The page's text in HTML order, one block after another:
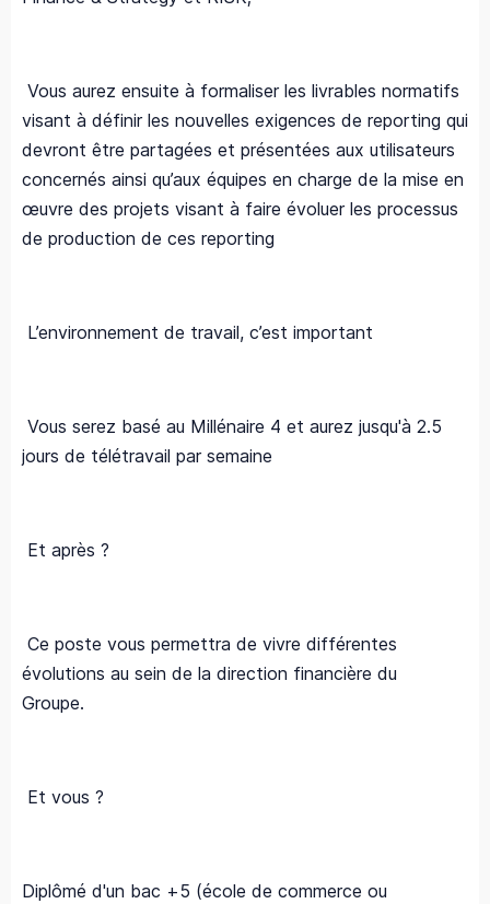
Vous aurez ensuite à formaliser les livrables normatifs
visant à définir les nouvelles exigences de reporting qui
devront être partagées et présentées aux utilisateurs
concernés ainsi qu’aux équipes en charge de la mise en
œuvre des projets visant à faire évoluer les processus
de production de ces reporting
L’environnement de travail, c’est important
Vous serez basé au Millénaire 4 et aurez jusqu'à 2.5
jours de télétravail par semaine
Et après ?
Ce poste vous permettra de vivre différentes
évolutions au sein de la direction financière du
Groupe.
Et vous ?
Diplômé d'un bac +5 (école de commerce ou